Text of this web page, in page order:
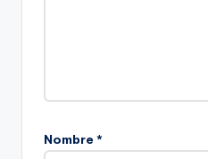
Nombre *